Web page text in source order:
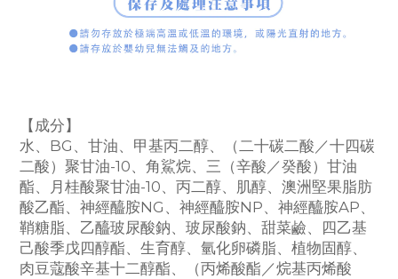
【成分】
水、BG、甘油、甲基丙二醇、（二十碳二酸／十四碳
二酸）聚甘油-10、角鯊烷、三（辛酸／癸酸）甘油
酯、月桂酸聚甘油-10、丙二醇、肌醇、澳洲堅果脂肪
酸乙酯、神經醯胺NG、神經醯胺NP、神經醯胺AP、
鞘糖脂、乙醯玻尿酸鈉、玻尿酸鈉、甜菜鹼、四乙基
己酸季戊四醇酯、生育醇、氫化卵磷脂、植物固醇、
肉豆蔻酸辛基十二醇酯、（丙烯酸酯／烷基丙烯酸